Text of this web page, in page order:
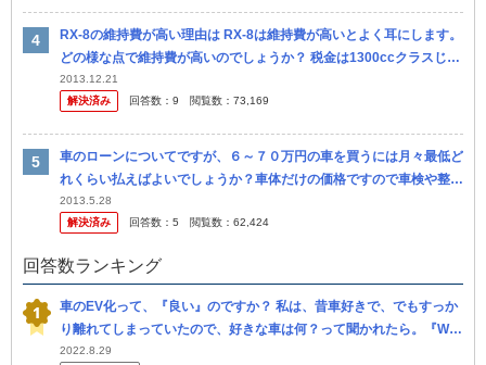
RX-8の維持費が高い理由は RX-8は維持費が高いとよく耳にします。
どの様な点で維持費が高いのでしょうか？ 税金は1300ccクラスじゃ
なく レシプロ換算で1300cc×1.5で1950c...
2013.12.21
解決済み
回答数： 9 閲覧数： 73,169
車のローンについてですが、６～７０万円の車を買うには月々最低ど
れくらい払えばよいでしょうか？車体だけの価格ですので車検や整
備、税金は除き質問いたします。 ３～４万円程のプランもあります
か？ 高...
2013.5.28
解決済み
回答数： 5 閲覧数： 62,424
回答数ランキング
車のEV化って、『良い』のですか？ 私は、昔車好きで、でもすっか
り離れてしまっていたので、好きな車は何？って聞かれたら。『WR
X STI！』『ランエボX！』なんて出てしまう古い人間です。 離れ...
2022.8.29